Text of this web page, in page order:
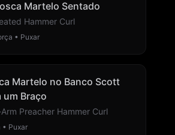
Martelo Sentado
Hammer Curl
• Puxar
Martelo no Banco Scott
um Braço
Preacher Hammer Curl
• Puxar